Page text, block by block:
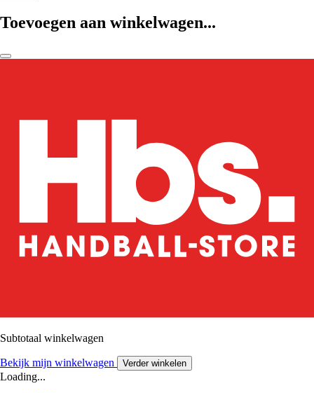
Toevoegen aan winkelwagen...
Subtotaal winkelwagen
Bekijk mijn winkelwagen Verder winkelen
Loading...